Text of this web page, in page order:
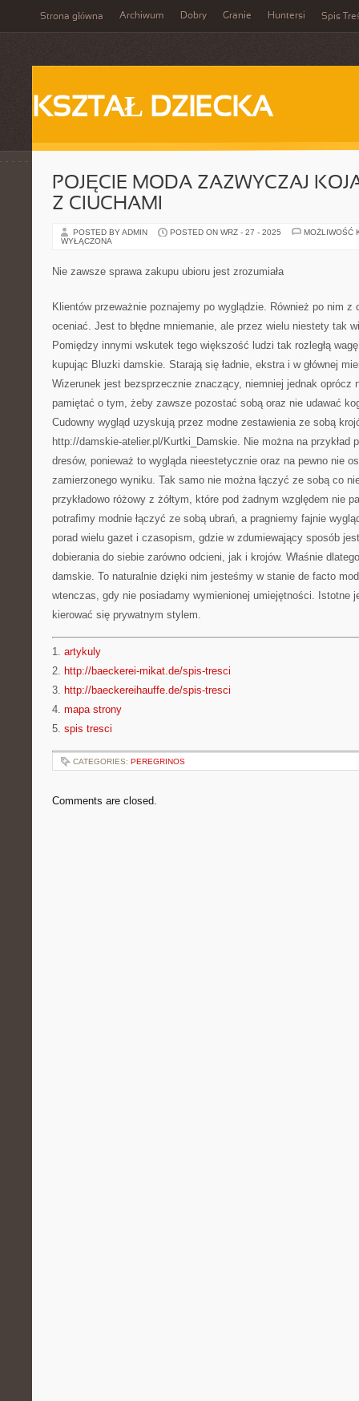
Strona główna Archiwum Dobry Granie Huntersi Spis
KSZTAŁ DZIECKA
POJĘCIE MODA ZAZWYCZAJ
Z CIUCHAMI
POSTED BY ADMIN POSTED ON WRZ - 27 - 2025
MOŻLIWOŚĆ
WYŁĄCZONA
Nie zawsze sprawa zakupu ubioru jest zrozumiała
Klientów przeważnie poznajemy po wyglądzie. Również po nim z
oceniać. Jest to błędne mniemanie, ale przez wielu niestety tak
Pomiędzy innymi wskutek tego większość ludzi tak rozległą
kupując Bluzki damskie. Starają się ładnie, ekstra i w głównej
Wizerunek jest bezsprzecznie znaczący, niemniej jednak oprócz
pamiętać o tym, żeby zawsze pozostać sobą oraz nie udawać
Cudowny wygląd uzyskują przez modne zestawienia ze sobą
http://damskie-atelier.pl/Kurtki_Damskie. Nie można na przykład
dresów, ponieważ to wygląda nieestetycznie oraz na pewno nie
zamierzonego wyniku. Tak samo nie można łączyć ze sobą co
przykładowo różowy z żółtym, które pod żadnym względem nie
potrafimy modnie łączyć ze sobą ubrań, a pragniemy fajnie
porad wielu gazet i czasopism, gdzie w zdumiewający sposób
dobierania do siebie zarówno odcieni, jak i krojów. Właśnie
damskie. To naturalnie dzięki nim jesteśmy w stanie de facto
wtenczas, gdy nie posiadamy wymienionej umiejętności. Istotne
kierować się prywatnym stylem.
1. artykuly
2. http://baeckerei-mikat.de/spis-tresci
3. http://baeckereihauffe.de/spis-tresci
4. mapa strony
5. spis tresci
CATEGORIES: PEREGRINOS
Comments are closed.